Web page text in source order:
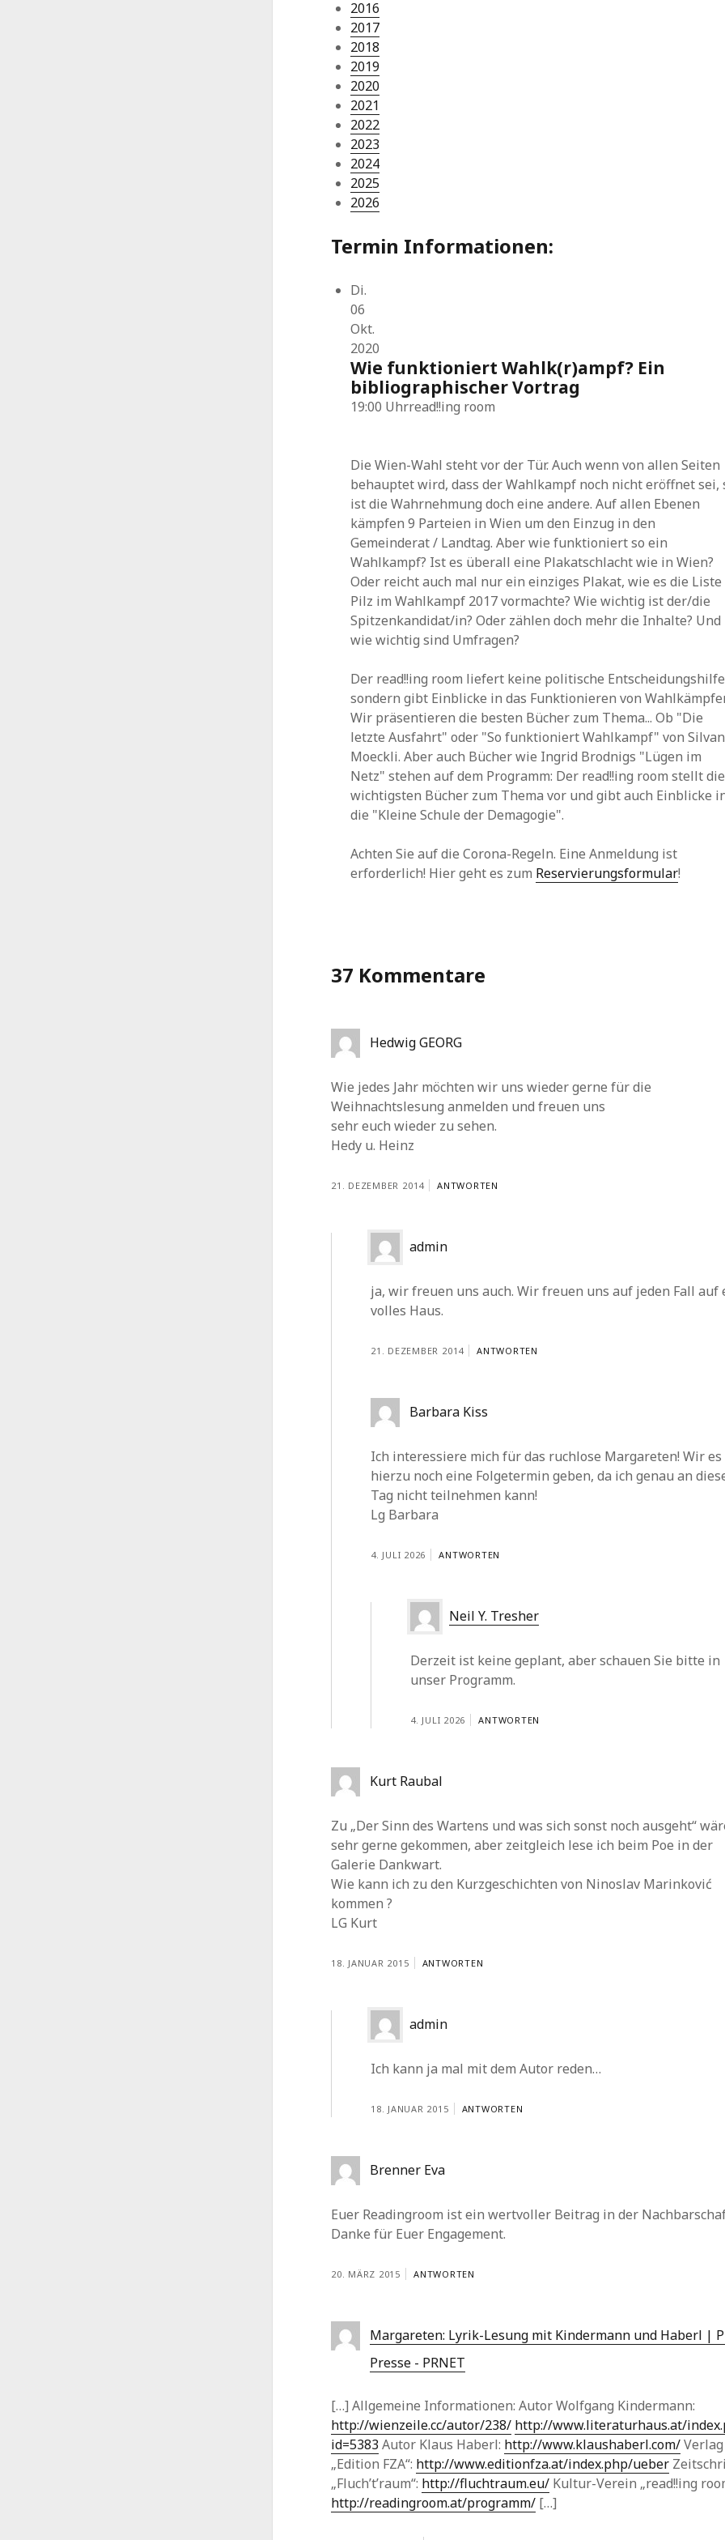
2016
2017
2018
2019
2020
2021
2022
2023
2024
2025
2026
Termin Informationen:
Di.
06
Okt.
2020
Wie funktioniert Wahlk(r)ampf? Ein
bibliographischer Vortrag
19:00 Uhrread!!ing room
Die Wien-Wahl steht vor der Tür. Auch wenn von allen Seiten
behauptet wird, dass der Wahlkampf noch nicht eröffnet sei,
ist die Wahrnehmung doch eine andere. Auf allen Ebenen
kämpfen 9 Parteien in Wien um den Einzug in den
Gemeinderat / Landtag. Aber wie funktioniert so ein
Wahlkampf? Ist es überall eine Plakatschlacht wie in Wien?
Oder reicht auch mal nur ein einziges Plakat, wie es die Liste
Pilz im Wahlkampf 2017 vormachte? Wie wichtig ist der/die
Spitzenkandidat/in? Oder zählen doch mehr die Inhalte? Und
wie wichtig sind Umfragen?
Der read!!ing room liefert keine politische
sondern gibt Einblicke in das Funktionieren von
Wir präsentieren die besten Bücher zum Thema... Ob "Die
letzte Ausfahrt" oder "So funktioniert Wahlkampf" von
Moeckli. Aber auch Bücher wie Ingrid Brodnigs "Lügen im
Netz" stehen auf dem Programm: Der read!!ing room stellt die
wichtigsten Bücher zum Thema vor und gibt auch Einblicke
die "Kleine Schule der Demagogie".
Achten Sie auf die Corona-Regeln. Eine Anmeldung ist
erforderlich! Hier geht es zum Reservierungsformular!
37 Kommentare
Hedwig GEORG
Wie jedes Jahr möchten wir uns wieder gerne für die
Weihnachtslesung anmelden und freuen uns
sehr euch wieder zu sehen.
Hedy u. Heinz
21. DEZEMBER 2014 ANTWORTEN
admin
ja, wir freuen uns auch. Wir freuen uns auf jeden Fall auf
volles Haus.
21. DEZEMBER 2014 ANTWORTEN
Barbara Kiss
Ich interessiere mich für das ruchlose Margareten! Wir es
hierzu noch eine Folgetermin geben, da ich genau an
Tag nicht teilnehmen kann!
Lg Barbara
4. JULI 2026 ANTWORTEN
Neil Y. Tresher
Derzeit ist keine geplant, aber schauen Sie bitte in
unser Programm.
4. JULI 2026 ANTWORTEN
Kurt Raubal
Zu „Der Sinn des Wartens und was sich sonst noch ausgeht“
sehr gerne gekommen, aber zeitgleich lese ich beim Poe in der
Galerie Dankwart.
Wie kann ich zu den Kurzgeschichten von Ninoslav Marinković
kommen ?
LG Kurt
18. JANUAR 2015 ANTWORTEN
admin
Ich kann ja mal mit dem Autor reden…
18. JANUAR 2015 ANTWORTEN
Brenner Eva
Euer Readingroom ist ein wertvoller Beitrag in der
Danke für Euer Engagement.
20. MÄRZ 2015 ANTWORTEN
Margareten: Lyrik-Lesung mit Kindermann und Haberl |
Presse - PRNET
[…] Allgemeine Informationen: Autor Wolfgang Kindermann:
http://wienzeile.cc/autor/238/ http://www.literaturhaus.at/
id=5383 Autor Klaus Haberl: http://www.klaushaberl.com/Verlag
„Edition FZA“: http://www.editionfza.at/index.php/ueber
„Fluch’t’raum“: http://fluchtraum.eu/ Kultur-Verein „read!!ing
http://readingroom.at/programm/ […]